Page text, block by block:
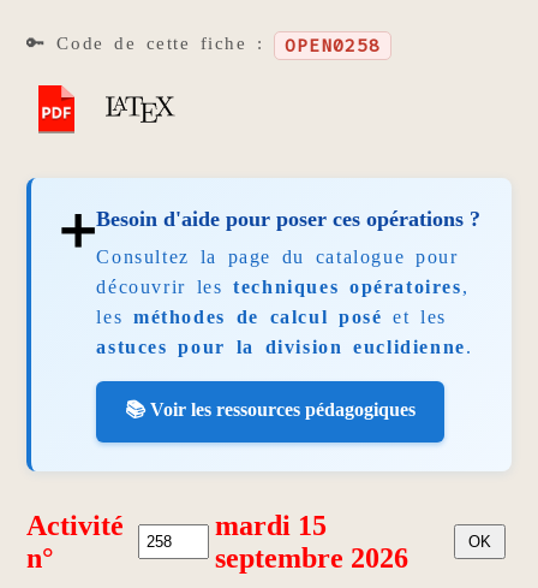
🔑 Code de cette fiche : OPEN0258
➕Besoin d'aide pour poser ces opérations ?
Consultez la page du catalogue pour
découvrir lestechniques opératoires,
les méthodes de calcul posé et les
astuces pour la division euclidienne.
📚 Voir les ressources pédagogiques
Activité
n°
mardi 15
septembre 2026